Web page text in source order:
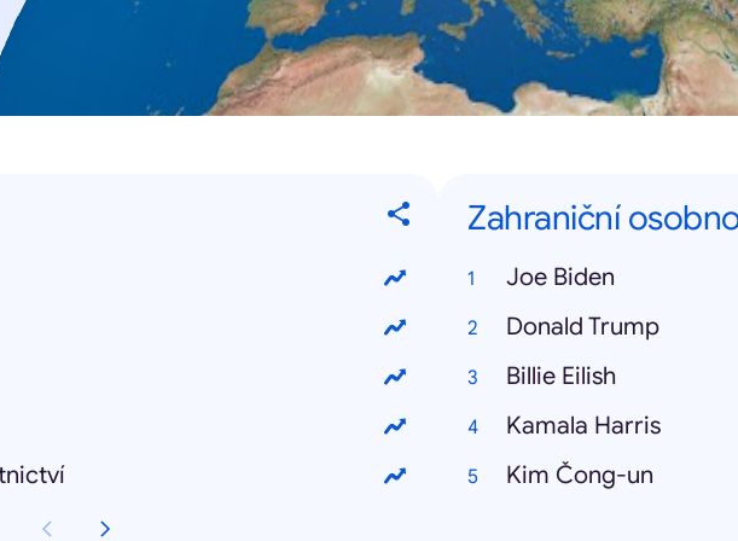
Zahraniční
Joe Biden
Donald Trump
Billie Eilish
Kamala Harris
Kim Čong-un